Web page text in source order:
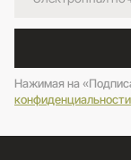
Нажимая на
конфиденциальности